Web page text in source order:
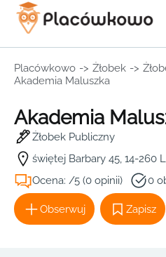
Placówkowo -> Żłobek ->
Akademia Maluszka
Akademia
Żłobek Publiczny
świętej Barbary 45, 14-260
Ocena: /5 (0 opinii)
0
Obserwuj Zapisz